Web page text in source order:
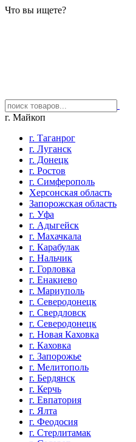
Что вы ищете?
г. Майкоп
г. Таганрог
г. Луганск
г. Донецк
г. Ростов
г. Симферополь
Херсонская область
Запорожская область
г. Уфа
г. Адыгейск
г. Махачкала
г. Карабулак
г. Нальчик
г. Горловка
г. Енакиево
г. Мариуполь
г. Северодонецк
г. Свердловск
г. Северодонецк
г. Новая Каховка
г. Каховка
г. Запорожье
г. Мелитополь
г. Бердянск
г. Керчь
г. Евпатория
г. Ялта
г. Феодосия
г. Стерлитамак